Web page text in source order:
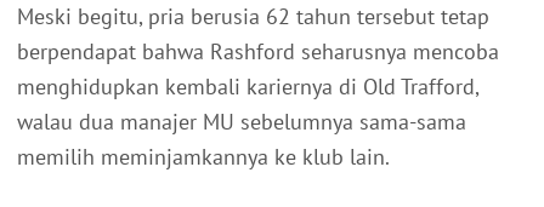
Meski begitu, pria berusia 62 tahun tersebut tetap
berpendapat bahwa Rashford seharusnya mencoba
menghidupkan kembali kariernya di Old Trafford,
walau dua manajer MU sebelumnya sama-sama
memilih meminjamkannya ke klub lain.